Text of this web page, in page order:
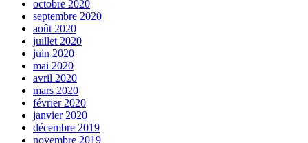
octobre 2020
septembre 2020
août 2020
juillet 2020
juin 2020
mai 2020
avril 2020
mars 2020
février 2020
janvier 2020
décembre 2019
novembre 2019